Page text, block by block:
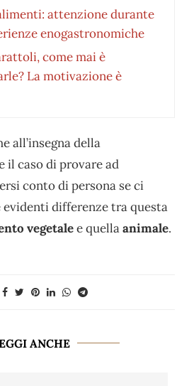
attenzione durante
enogastronomiche
come mai è
La motivazione è
all’insegna della
il caso di provare ad
conto di persona se ci
evidenti differenze tra questa
vegetalee quellaanimale.
ANCHE